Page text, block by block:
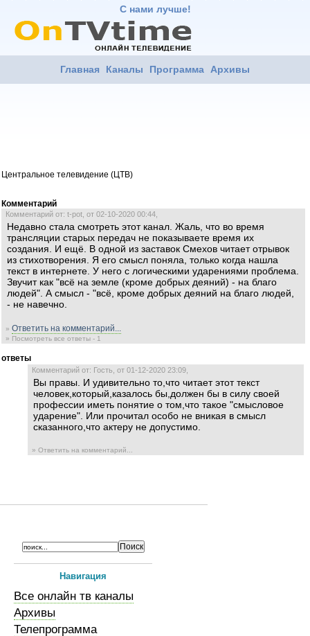
С нами лучше!
Главная Каналы Программа Архивы
Центральное телевидение (ЦТВ)
Комментарий
Комментарий от: t-pot, от 02-10-2020 00:44,
Недавно стала смотреть этот канал. Жаль, что во время
трансляции старых передач не показываете время их
создания. И ещё. В одной из заставок Смехов читает отрывок
из стихотворения. Я его смысл поняла, только когда нашла
текст в интернете. У него с логическими ударениями проблема.
Звучит как "всё на земле (кроме добрых деяний) - на благо
людей". А смысл - "всё, кроме добрых деяний на благо людей,
- не навечно.
» Ответить на комментарий...
» Посмотреть все ответы - 1
ответы
Комментарий от: Гость, от 01-12-2020 23:09,
Вы правы. И удивительно то,что читает этот текст
человек,который,казалось бы,должен бы в силу своей
профессии иметь понятие о том,что такое "смысловое
ударение". Или прочитал особо не вникая в смысл
сказанного,что актеру не допустимо.
» Ответить на комментарий...
Навигация
Все онлайн тв каналы
Архивы
Телепрограмма